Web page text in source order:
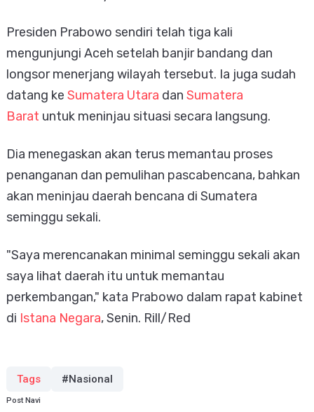
Presiden Prabowo sendiri telah tiga kali
mengunjungi Aceh setelah banjir bandang dan
longsor menerjang wilayah tersebut. Ia juga sudah
datang ke Sumatera Utara dan Sumatera
Barat untuk meninjau situasi secara langsung.
Dia menegaskan akan terus memantau proses
penanganan dan pemulihan pascabencana, bahkan
akan meninjau daerah bencana di Sumatera
seminggu sekali.
"Saya merencanakan minimal seminggu sekali akan
saya lihat daerah itu untuk memantau
perkembangan," kata Prabowo dalam rapat kabinet
di Istana Negara, Senin. Rill/Red
Tags #Nasional
Post Navi